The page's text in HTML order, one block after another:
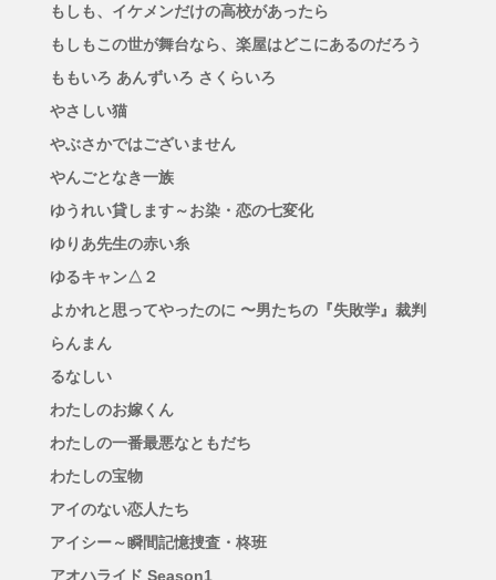
もしも、イケメンだけの高校があったら
もしもこの世が舞台なら、楽屋はどこにあるのだろう
ももいろ あんずいろ さくらいろ
やさしい猫
やぶさかではございません
やんごとなき一族
ゆうれい貸します～お染・恋の七変化
ゆりあ先生の赤い糸
ゆるキャン△２
よかれと思ってやったのに 〜男たちの『失敗学』裁判
らんまん
るなしい
わたしのお嫁くん
わたしの一番最悪なともだち
わたしの宝物
アイのない恋人たち
アイシー～瞬間記憶捜査・柊班
アオハライド Season1